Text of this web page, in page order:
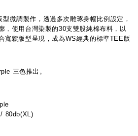
微調製作，透過多次雕琢身幅比例設定，
，使用台灣染製的30支雙股純棉布料，以
寬鬆版型呈現，成為WS經典的標準TEE版
三色推出。
80db(XL)